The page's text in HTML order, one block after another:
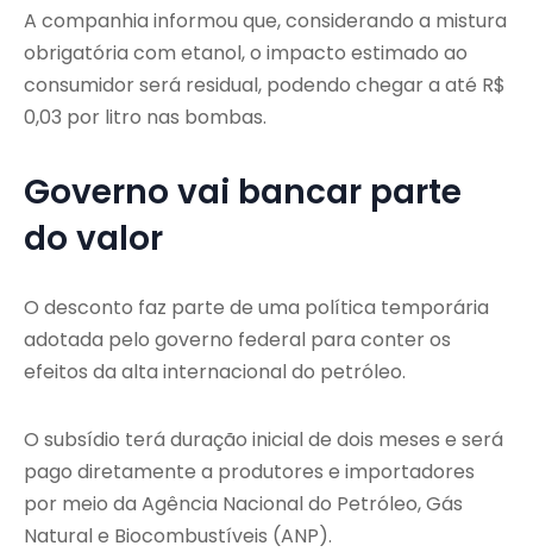
A companhia informou que, considerando a mistura
obrigatória com etanol, o impacto estimado ao
consumidor será residual, podendo chegar a até R$
0,03 por litro nas bombas.
Governo vai bancar parte
do valor
O desconto faz parte de uma política temporária
adotada pelo governo federal para conter os
efeitos da alta internacional do petróleo.
O subsídio terá duração inicial de dois meses e será
pago diretamente a produtores e importadores
por meio da Agência Nacional do Petróleo, Gás
Natural e Biocombustíveis (ANP).